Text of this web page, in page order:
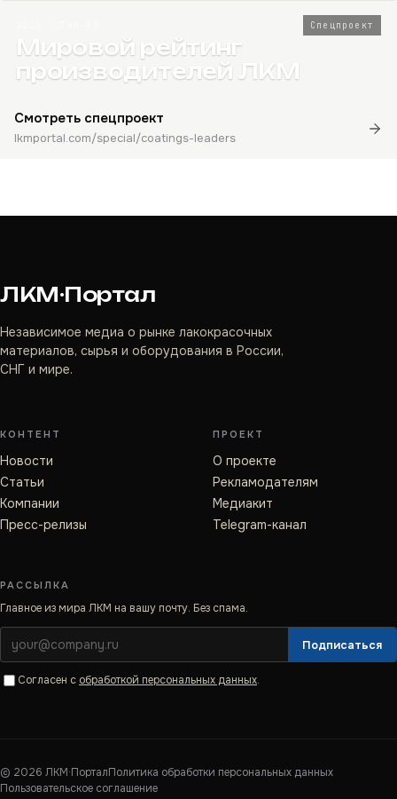
Спецпроект
Мировой рейтинг
производителей ЛКМ
Смотреть спецпроект
lkmportal.com/special/coatings-leaders
ЛКМ·Портал
Независимое медиа о рынке лакокрасочных
материалов, сырья и оборудования в России,
СНГ и мире.
КОНТЕНТ
Новости
Статьи
Компании
Пресс-релизы
ПРОЕКТ
О проекте
Рекламодателям
Медиакит
Telegram-канал
РАССЫЛКА
Главное из мира ЛКМ на вашу почту. Без спама.
Подписаться
Согласен с обработкой персональных данных.
© 2026 ЛКМ·ПорталПолитика обработки персональных данных
Пользовательское соглашение